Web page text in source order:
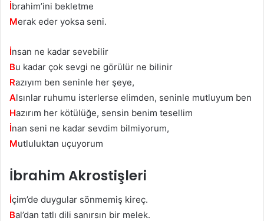
İbrahim’ini bekletme
Merak eder yoksa seni.
İnsan ne kadar sevebilir
Bu kadar çok sevgi ne görülür ne bilinir
Razıyım ben seninle her şeye,
Alsınlar ruhumu isterlerse elimden, seninle mutluyum ben
Hazırım her kötülüğe, sensin benim tesellim
İnan seni ne kadar sevdim bilmiyorum,
Mutluluktan uçuyorum
İbrahim Akrostişleri
İçim’de duygular sönmemiş kireç.
Bal’dan tatlı dili sanırsın bir melek.